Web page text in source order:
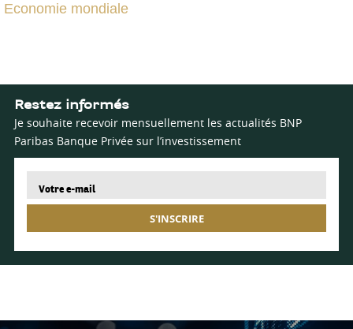
Economie mondiale
Restez informés
Je souhaite recevoir mensuellement les actualités BNP
Paribas Banque Privée sur l’investissement
S'INSCRIRE